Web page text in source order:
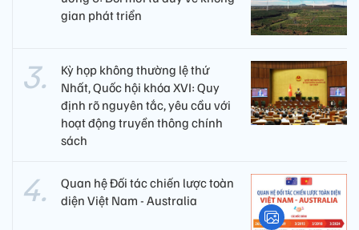
gian phát triển
Kỳ họp không thường lệ thứ
Nhất, Quốc hội khóa XVI: Quy
định rõ nguyên tắc, yêu cầu với
hoạt động truyền thông chính
sách
Quan hệ Đối tác chiến lược toàn
diện Việt Nam - Australia